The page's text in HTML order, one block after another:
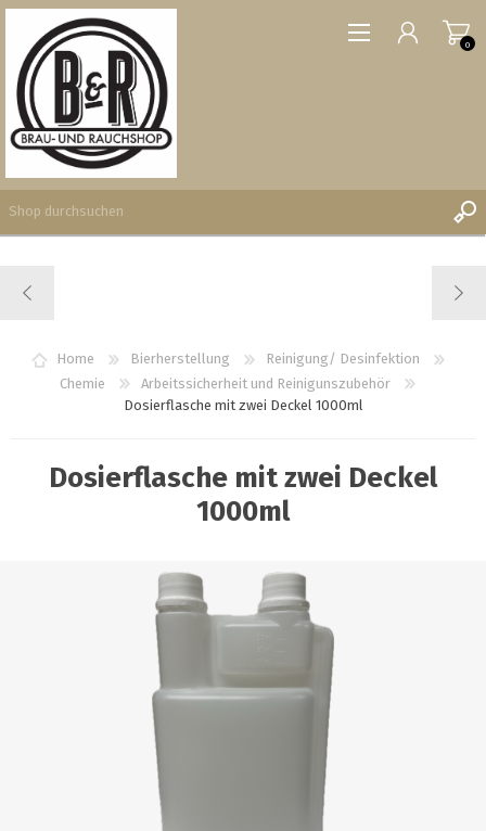
WUNSCHLISTE
0
Home Bierherstellung
Reinigung/ Desinfektion
Chemie
Arbeitssicherheit und Reinigunszubehör
Dosierflasche mit zwei Deckel 1000ml
Dosierflasche mit zwei Deckel
1000ml